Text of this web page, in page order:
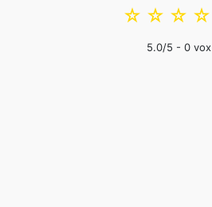
☆
☆
☆
☆
5.0/5 - 0vox